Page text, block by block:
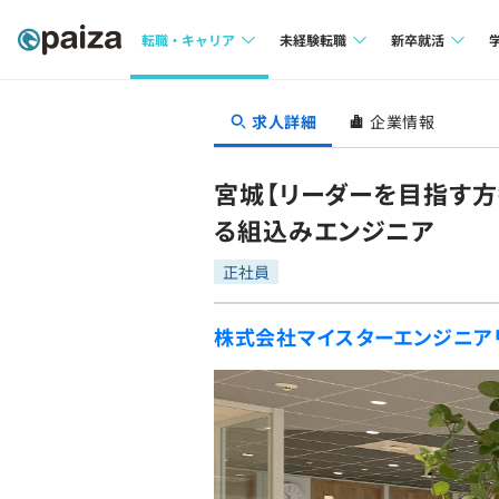
転職・キャリア
転職成功ガイド
未経験転職
求人検索
転職成功ガイド
新卒就活
本選考
インターン
インタビュー
就活成功ガイド
求人詳細 企業情報
宮城【リーダーを目指す
る組込みエンジニア
正社員
株式会社マイスターエンジニア